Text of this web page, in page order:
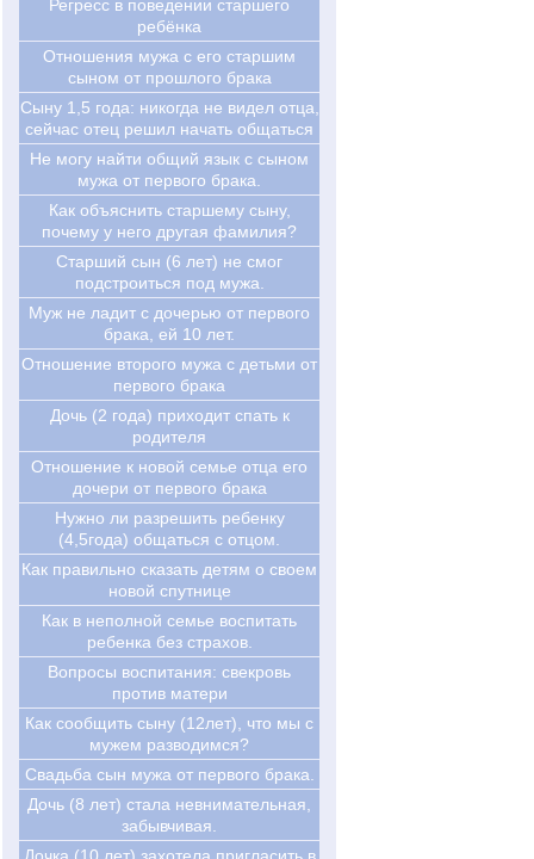
Регресс в поведении старшего
ребёнка
Отношения мужа с его старшим
сыном от прошлого брака
Cыну 1,5 года: никогда не видел отца,
сейчас отец решил начать общаться
Не могу найти общий язык с сыном
мужа от первого брака.
Как объяснить старшему сыну,
почему у него другая фамилия?
Старший сын (6 лет) не смог
подстроиться под мужа.
Муж не ладит с дочерью от первого
брака, ей 10 лет.
Отношение второго мужа с детьми от
первого брака
Дочь (2 года) приходит спать к
родителя
Отношение к новой семье отца его
дочери от первого брака
Нужно ли разрешить ребенку
(4,5года) общаться с отцом.
Как правильно сказать детям о своем
новой спутнице
Как в неполной семье воспитать
ребенка без страхов.
Вопросы воспитания: свекровь
против матери
Как сообщить сыну (12лет), что мы с
мужем разводимся?
Свадьба сын мужа от первого брака.
Дочь (8 лет) стала невнимательная,
забывчивая.